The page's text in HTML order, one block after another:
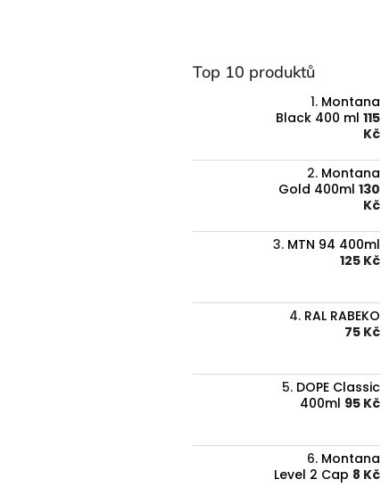
Top 10 produktů
Montana
Black 400 ml 115
Kč
Montana
Gold 400ml 130
Kč
MTN 94 400ml
125 Kč
RAL RABEKO
75 Kč
DOPE Classic
400ml 95 Kč
Montana
Level 2 Cap 8 Kč